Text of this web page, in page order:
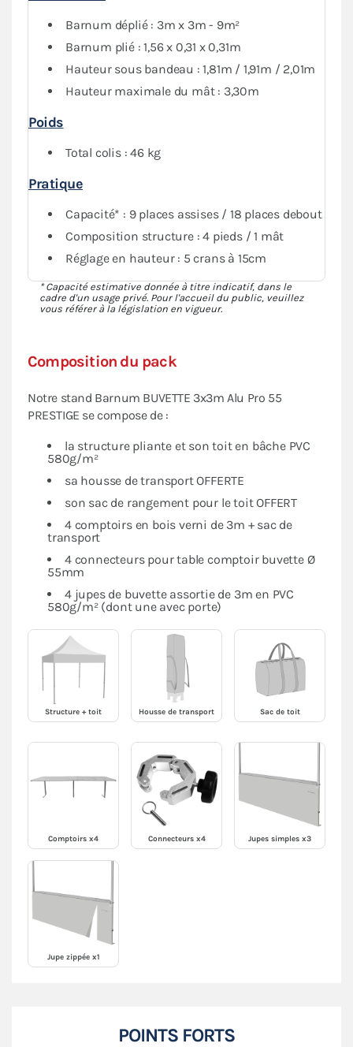
traitée anti-UV et offre une luminosité intérieure
élégante et confortable.
structure octogonale renforcée en aluminium
Ø55mm et son comptoir en bois verni (avec les
excellente stabilité et une finition luxueuse
vous accompagner partout.
Composition du pack
Notre stand Barnum BUVETTE 3x3m Alu Pro 55
PRESTIGE se compose de :
la structure pliante et son toit en bâche PVC
580g/m²
sa housse de transport OFFERTE
son sac de rangement pour le toit OFFERT
4 comptoirs en bois verni de 3m + sac de
transport
4 connecteurs pour table comptoir buvette Ø
55mm
4 jupes de buvette assortie de 3m en PVC
580g/m² (dont une avec porte)
Structure + toit Housse de transport Sac de toit
Comptoirs x4 Connecteurs x4 Jupes simples x3
Jupe zippée x1
Barnum déplié : 3m x 3m - 9m²
Barnum plié : 1,56 x 0,31 x 0,31m
Hauteur sous bandeau : 1,81m / 1,91m / 2,01m
Hauteur maximale du mât : 3,30m
Poids
Total colis : 46 kg
Pratique
Capacité* : 9 places assises / 18 places debout
Composition structure : 4 pieds / 1 mât
Réglage en hauteur : 5 crans à 15cm
* Capacité estimative donnée à titre indicatif, dans le
cadre d'un usage privé. Pour l'accueil du public, veuillez
vous référer à la législation en vigueur.
POINTS FORTS